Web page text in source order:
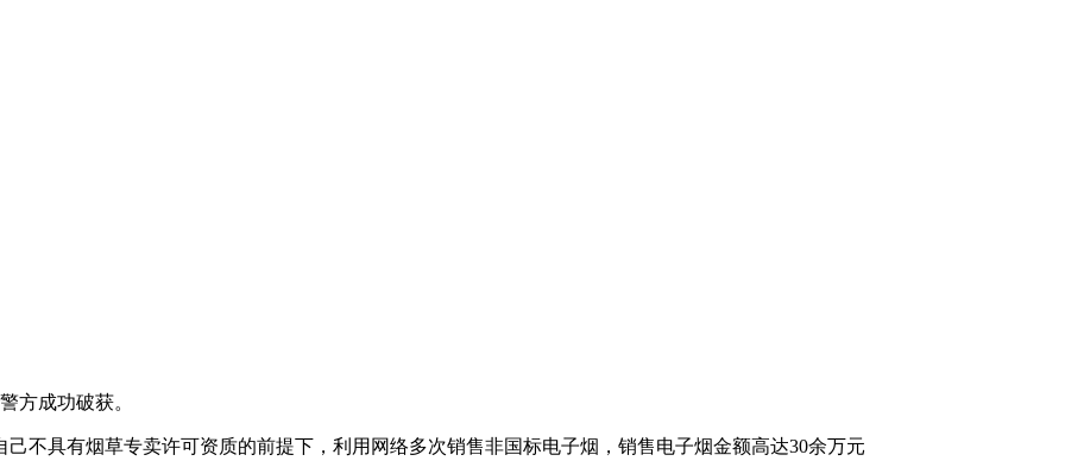
方成功破获。
不具有烟草专卖许可资质的前提下，利用网络多次销售非国标电子烟，销售电子烟金额高达30余万元